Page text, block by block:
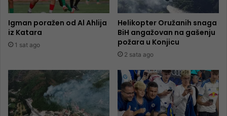
Igman poražen od Al Ahlija
iz Katara
1 sat ago
Helikopter Oružanih snaga
BiH angažovan na gašenju
požara u Konjicu
2 sata ago